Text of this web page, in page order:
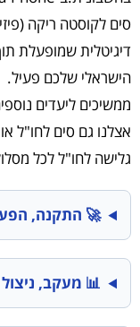
דיגיטלית שמופעלת
הישראלי שלכם פעיל.
ממשיכים ליעדים
אצלנו גם סים לחו"ל או
גלישה לחו"ל לכל
🚀 התקנה,
📊 מעקב,